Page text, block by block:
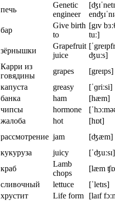
печь
Genetic
engineer
бар
Give birth
to
[gɪv
tuː]
зёрнышки
Grapefruit
juice
ʤuːs]
Карри из
говядины
grapes
[greɪps]
капуста greasy
[ˈɡriːsi]
банка ham
[hæm]
чипсы hormone
жалоба hot
[hɒt]
рассмотрение jam
[ʤæm]
кукуруза juicy
[ˈʤuːsɪ]
краб
Lamb
chops
[læm
сливочный lettuce
[ˈletɪs]
хрустит Life form
[laɪf